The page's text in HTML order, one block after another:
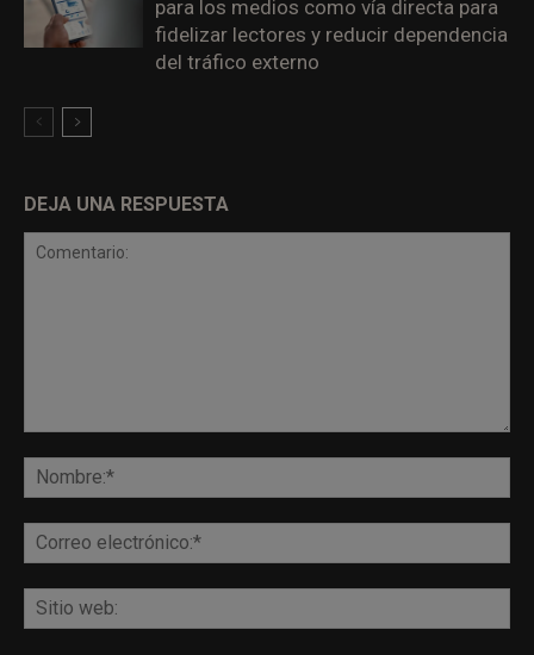
para los medios como vía directa para
fidelizar lectores y reducir dependencia
del tráfico externo
DEJA UNA RESPUESTA